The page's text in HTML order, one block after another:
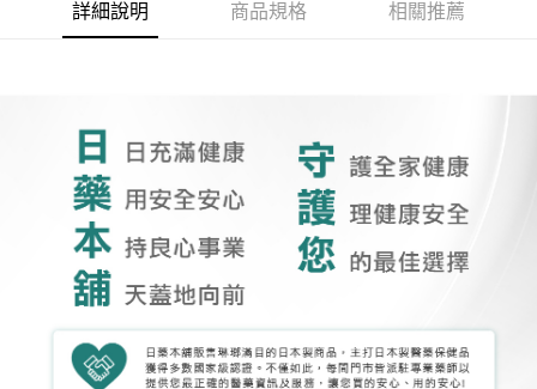
詳細說明 商品規格 相關推薦